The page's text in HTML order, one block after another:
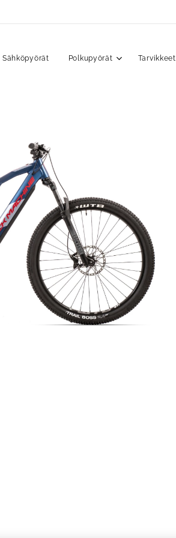
Sähköpyörät Polkupyörät Tarvikkeet